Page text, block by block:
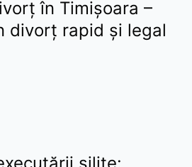
în Timișoara –
divorț rapid și legal